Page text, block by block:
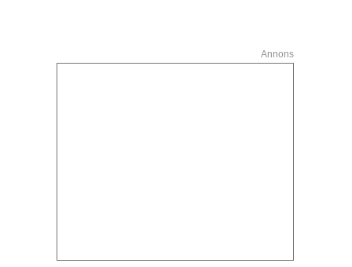
Annons